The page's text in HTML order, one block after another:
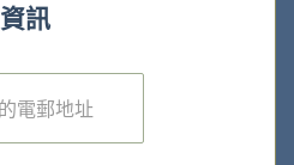
資訊